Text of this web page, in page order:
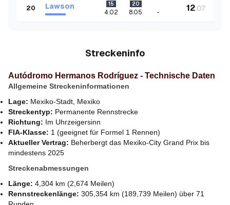
20 Lawson 15
4.02
20
8.05 - 12.07
Streckeninfo
Autódromo Hermanos Rodríguez - Technische Daten
Allgemeine Streckeninformationen
Lage: Mexiko-Stadt, Mexiko
Streckentyp: Permanente Rennstrecke
Richtung: Im Uhrzeigersinn
FIA-Klasse: 1 (geeignet für Formel 1 Rennen)
Aktueller Vertrag: Beherbergt das Mexiko-City Grand Prix bis
mindestens 2025
Streckenabmessungen
Länge: 4,304 km (2,674 Meilen)
Rennstreckenlänge: 305,354 km (189,739 Meilen) über 71